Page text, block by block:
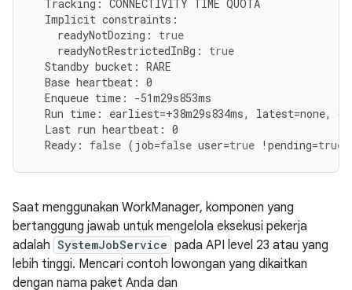
Tracking : CONNECTIVITY TIME QUOTA
Implicit constraints :
readyNotDozing :
true
readyNotRestrictedInBg :
true
Standby bucket : RARE
Base heartbeat : 0
Enqueue time : -51m29s853ms
Run time : earliest=+38m29s834ms, latest=none,
Last run heartbeat : 0
Ready : false ( job=false user=true ! pending=true
Saat menggunakan WorkManager, komponen yang
bertanggung jawab untuk mengelola eksekusi pekerja
adalah SystemJobService pada API level 23 atau yang
lebih tinggi. Mencari contoh lowongan yang dikaitkan
dengan nama paket Anda dan